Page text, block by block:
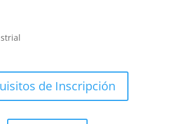
de Inscripción